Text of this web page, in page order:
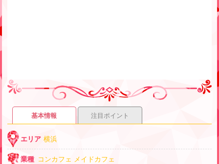
基本情報 注目ポイント
エリア 横浜
業種 コンカフェ メイドカフェ